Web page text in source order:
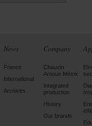
News
France
International
Archives
Company
Chauvin
Arnoux Metrix
Integrated
production
History
Our brands